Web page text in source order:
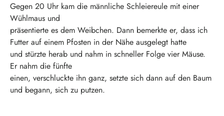
Gegen 20 Uhr kam die männliche Schleiereule mit einer
Wühlmaus und
präsentierte es dem Weibchen. Dann bemerkte er, dass ich
Futter auf einem Pfosten in der Nähe ausgelegt hatte
und stürzte herab und nahm in schneller Folge vier Mäuse.
Er nahm die fünfte
einen, verschluckte ihn ganz, setzte sich dann auf den Baum
und begann, sich zu putzen.